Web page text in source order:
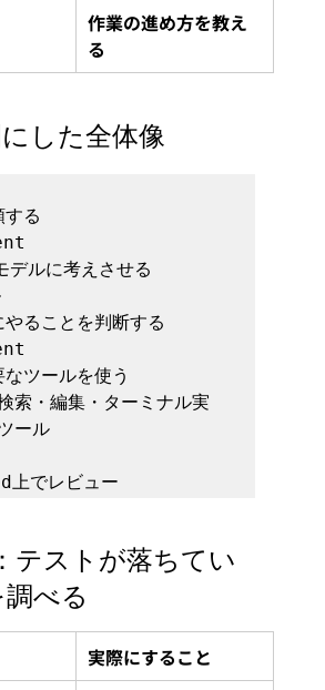
作業の進め方を教え
る
した全体像
索・編集・ターミナル実
ール
上でレビュー
テストが落ちてい
べる
実際にすること